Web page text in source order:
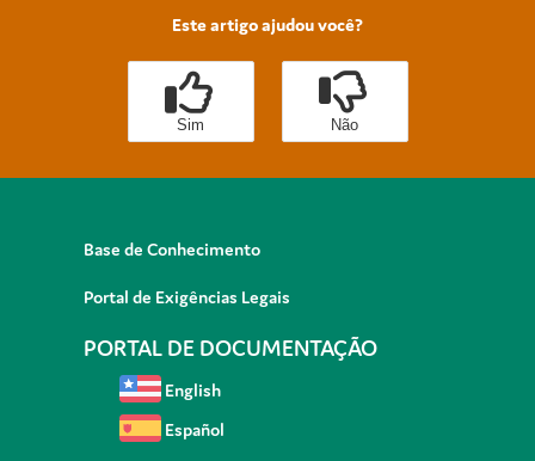
Este artigo ajudou você?
Sim Não
Base de Conhecimento
Portal de Exigências Legais
PORTAL DE DOCUMENTAÇÃO
English
Español